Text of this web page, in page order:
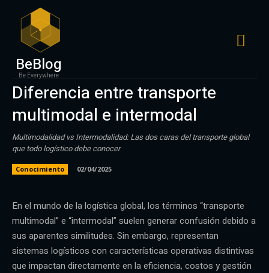
BeBlog
Be Everywhere
Diferencia entre transporte
multimodal e intermodal
Multimodalidad vs Intermodalidad: Las dos caras del transporte global
que todo logístico debe conocer
Conocimiento 02/04/2025
En el mundo de la logística global, los términos “transporte
multimodal” e “intermodal” suelen generar confusión debido a
sus aparentes similitudes. Sin embargo, representan
sistemas logísticos con características operativas distintivas
que impactan directamente en la eficiencia, costos y gestión